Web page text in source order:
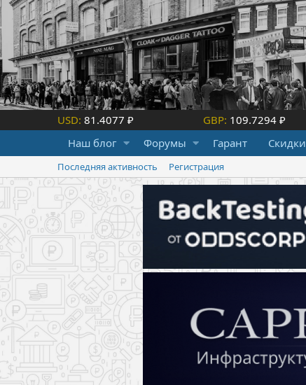
USD: 81.4077 ₽ GBP: 109.7294 ₽
Наш блог
Форумы Гарант Скидки
Последняя активность Регистрация